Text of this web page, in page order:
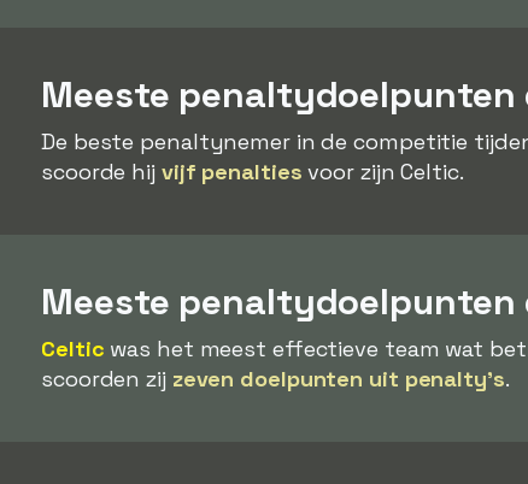
Meeste penaltydoelpunten
De beste penaltynemer in de competitie
scoorde hij vijf penalties voor zijn Celtic.
Meeste penaltydoelpunten
Celtic was het meest effectieve team wat
scoorden zij zeven doelpunten uit penalty's.